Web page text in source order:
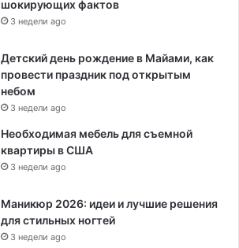
шокирующих фактов
3 недели ago
Детский день рождение в Майами, как
провести праздник под открытым
небом
3 недели ago
Необходимая мебель для съемной
квартиры в США
3 недели ago
Маникюр 2026: идеи и лучшие решения
для стильных ногтей
3 недели ago